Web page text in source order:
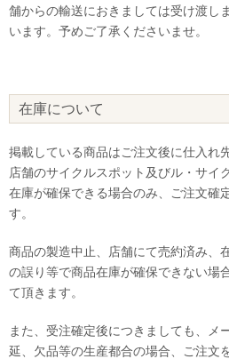
舗からの輸送におきましては受け渡し
います。予めご了承くださいませ。
在庫について
掲載している商品はご注文後に仕入れ
店舗のサイクルスポット及びル・サイ
在庫が確保できる場合のみ、ご注文確
す。
商品の製造中止、店舗にて売約済み、
の誤り等で商品在庫が確保できない場
て頂きます。
また、受注確定後につきましても、メ
延、欠品等の生産都合の場合、ご注文